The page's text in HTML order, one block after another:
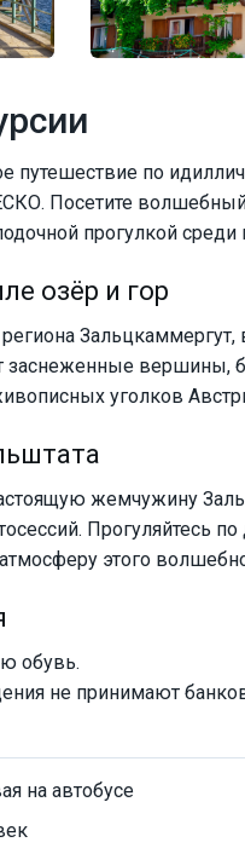
путешествие по
Посетите волшебный
прогулкой среди
озёр и гор
вершины,
уголков
жемчужину
Прогуляйтесь
этого
обувь.
не принимают
на автобусе